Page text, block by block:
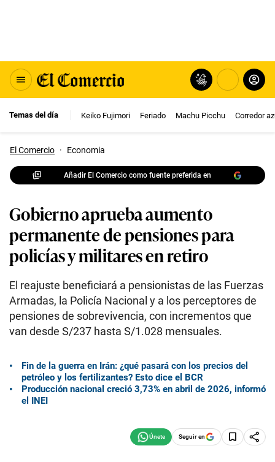
Temas del día Keiko Fujimori Feriado Machu Picchu Corredor
El Comercio · Economia
Añadir El Comercio como fuente preferida en
Gobierno aprueba aumento
permanente de pensiones para
policías y militares en retiro
El reajuste beneficiará a pensionistas de las Fuerzas
Armadas, la Policía Nacional y a los perceptores de
pensiones de sobrevivencia, con incrementos que
van desde S/237 hasta S/1.028 mensuales.
Fin de la guerra en Irán: ¿qué pasará con los precios del
petróleo y los fertilizantes? Esto dice el BCR
Producción nacional creció 3,73% en abril de 2026, informó
el INEI
Seguir en